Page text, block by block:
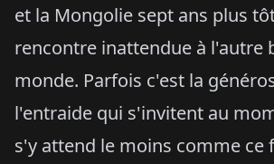
et la Mongolie sept ans plus
rencontre inattendue à l'autre
monde. Parfois c'est la
l'entraide qui s'invitent au
s'y attend le moins comme ce